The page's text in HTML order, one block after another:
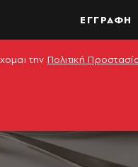
ΕΓΓΡΑΦΗ
την Πολιτική